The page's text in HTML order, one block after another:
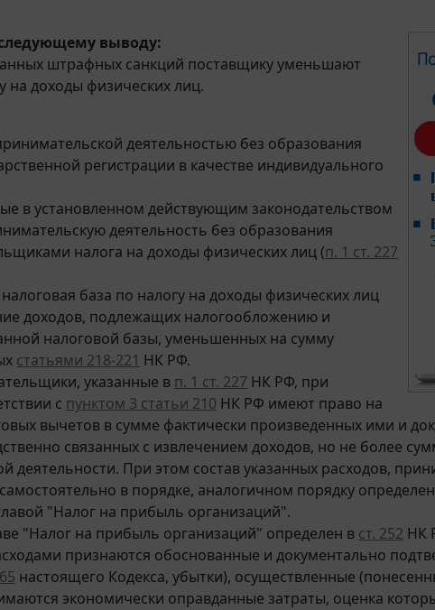
выводу:
штрафных санкций поставщику уменьшают
на доходы физических лиц.
деятельностью без образования
регистрации в качестве индивидуального
в установленном действующим законодательством
деятельность без образования
налога на доходы физических лиц (п. 1 ст. 227
база по налогу на доходы физических лиц
доходов, подлежащих налогообложению и
налоговой базы, уменьшенных на сумму
статьями 218-221 НК РФ.
указанные в п. 1 ст. 227 НК РФ, при
с пунктом 3 статьи 210 НК РФ имеют право на
вычетов в сумме фактически произведенных ими и
связанных с извлечением доходов, но не более
деятельности. При этом состав указанных расходов,
в порядке, аналогичном порядку
"Налог на прибыль организаций".
"Налог на прибыль организаций" определен в ст. 252 НК
признаются обоснованные и документально
настоящего Кодекса, убытки), осуществленные
экономически оправданные затраты, оценка